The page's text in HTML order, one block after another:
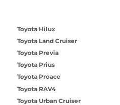
Toyota Hilux
Toyota Land Cruiser
Toyota Previa
Toyota Prius
Toyota Proace
Toyota RAV4
Toyota Urban Cruiser